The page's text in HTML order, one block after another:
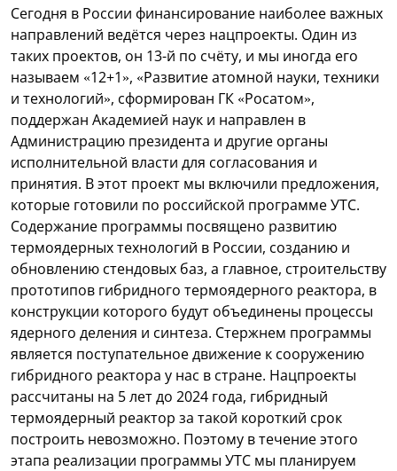
Сегодня в России финансирование наиболее важных
направлений ведётся через нацпроекты. Один из
таких проектов, он 13-й по счёту, и мы иногда его
называем «12+1», «Развитие атомной науки, техники
и технологий», сформирован ГК «Росатом»,
поддержан Академией наук и направлен в
Администрацию президента и другие органы
исполнительной власти для согласования и
принятия. В этот проект мы включили предложения,
которые готовили по российской программе УТС.
Содержание программы посвящено развитию
термоядерных технологий в России, созданию и
обновлению стендовых баз, а главное, строительству
прототипов гибридного термоядерного реактора, в
конструкции которого будут объединены процессы
ядерного деления и синтеза. Стержнем программы
является поступательное движение к сооружению
гибридного реактора у нас в стране. Нацпроекты
рассчитаны на 5 лет до 2024 года, гибридный
термоядерный реактор за такой короткий срок
построить невозможно. Поэтому в течение этого
этапа реализации программы УТС мы планируем